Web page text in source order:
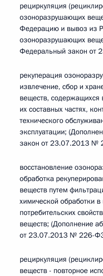
рециркуляция
озоноразрушающих
Федерацию и вывоз из
озоноразрушающих
Федеральный закон
рекуперация
извлечение, сбор и
веществ, содержащихся
их составных частях,
технического
эксплуатации;
закон от 23.07.2013 №
восстановление
обработка
веществ путем
химической обработки
потребительских
веществ; (Дополнение
от 23.07.2013 № 226-
рециркуляция
веществ - повторное